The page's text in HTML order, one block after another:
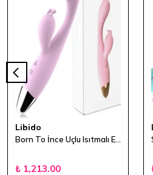
Libido
₺ 1,213.00